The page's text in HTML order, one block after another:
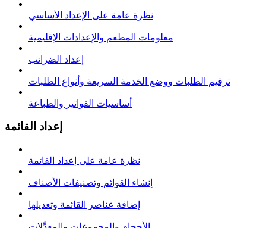
نظرة عامة على الإعداد الأساسي
معلومات المطعم والإعدادات الإقليمية
إعداد الضرائب
ترقيم الطلبات ووضع الخدمة السريعة وأنواع الطلبات
أساسيات الفواتير والطباعة
إعداد القائمة
نظرة عامة على إعداد القائمة
إنشاء القوائم وتصنيفات الأصناف
إضافة عناصر القائمة وتعديلها